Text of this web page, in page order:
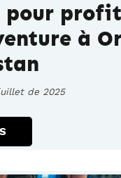
pour
à
de 2025